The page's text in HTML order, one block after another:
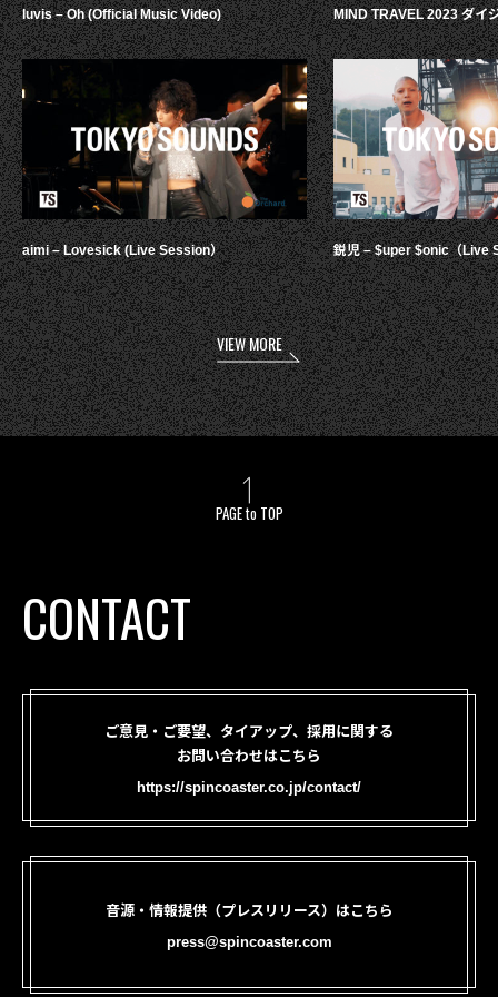
luvis – Oh (Official Music Video)
aimi – Lovesick (Live Session）
MIND TRAVEL 2023 ダイ
鋭児 – $uper $onic（Live
VIEW MORE
PAGE to TOP
CONTACT
ご意見・ご要望、タイアップ、採用に関する
お問い合わせはこちら
https://spincoaster.co.jp/contact/
音源・情報提供（プレスリリース）はこちら
press@spincoaster.com